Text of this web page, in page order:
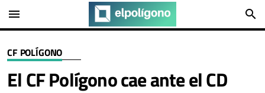
menu search
CF POLÍGONO
El CF Polígono cae ante el CD